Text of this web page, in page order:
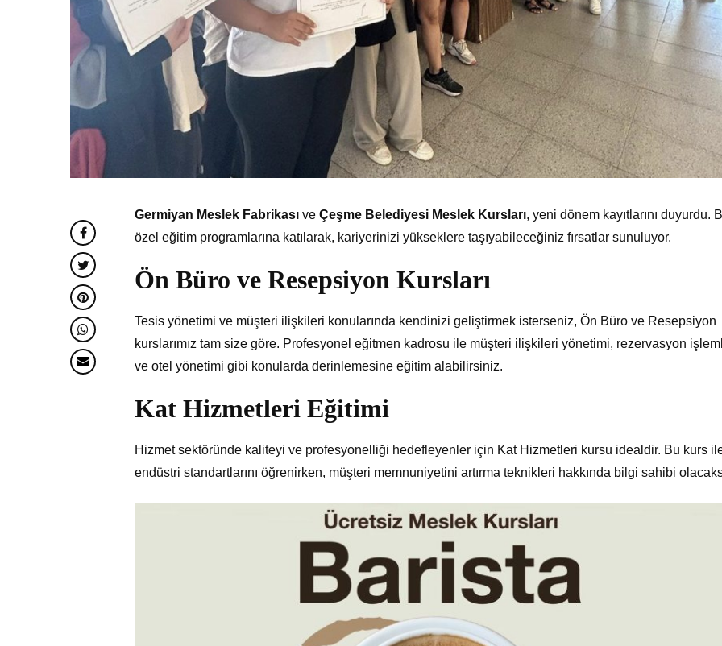
Germiyan Meslek Fabrikası ve Çeşme Belediyesi Meslek Kursları, yeni dönem kayıtlarını duyurdu.
özel eğitim programlarına katılarak, kariyerinizi yükseklere taşıyabileceğiniz fırsatlar sunuluyor.
Ön Büro ve Resepsiyon Kursları
Tesis yönetimi ve müşteri ilişkileri konularında kendinizi geliştirmek isterseniz, Ön Büro ve Resepsiyon
kurslarımız tam size göre. Profesyonel eğitmen kadrosu ile müşteri ilişkileri yönetimi, rezervasyon
ve otel yönetimi gibi konularda derinlemesine eğitim alabilirsiniz.
Kat Hizmetleri Eğitimi
Hizmet sektöründe kaliteyi ve profesyonelliği hedefleyenler için Kat Hizmetleri kursu idealdir. Bu kurs
endüstri standartlarını öğrenirken, müşteri memnuniyetini artırma teknikleri hakkında bilgi sahibi